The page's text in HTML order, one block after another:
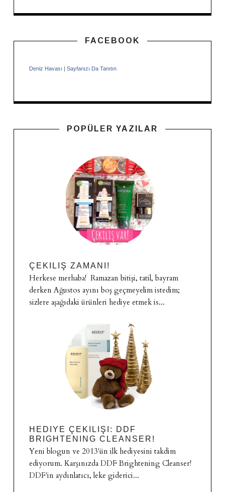
FACEBOOK
Deniz Havası | Sayfanızı Da Tanıtın
POPÜLER YAZILAR
ÇEKILIŞ ZAMANI!
Herkese merhaba! Ramazan bitişi, tatil, bayram
derken Ağustos ayını boş geçmeyelim istedim;
sizlere aşağıdaki ürünleri hediye etmek is...
HEDIYE ÇEKILIŞI: DDF
BRIGHTENING CLEANSER!
Yeni blogun ve 2013'ün ilk hediyesini takdim
ediyorum. Karşınızda DDF Brightening Cleanser!
DDF'in aydınlatıcı, leke giderici...